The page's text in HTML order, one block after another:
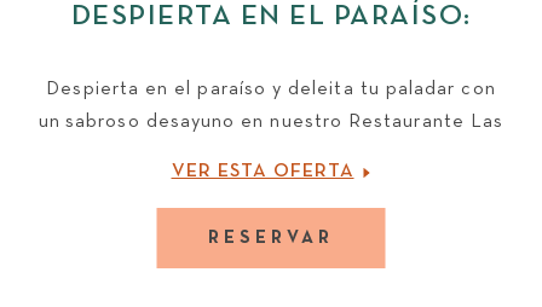
DESPIERTA EN EL PARAÍSO:
Despierta en el paraíso y deleita tu paladar con
un sabroso desayuno en nuestro Restaurante Las
VER ESTA OFERTA
RESERVAR